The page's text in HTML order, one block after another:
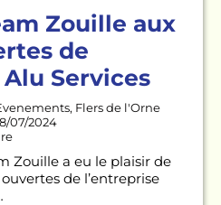
Zouille aux
de
Services
, Flers de l'Orne
07/2024
Zouille a eu le plaisir de
de l’entreprise